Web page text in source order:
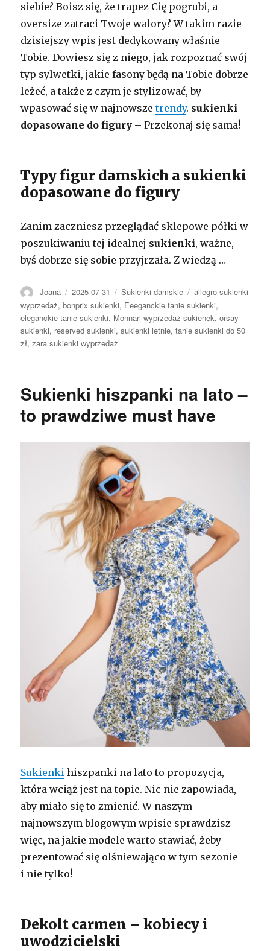
siebie? Boisz się, że trapez Cię pogrubi, a
oversize zatraci Twoje walory? W takim razie
dzisiejszy wpis jest dedykowany właśnie
Tobie. Dowiesz się z niego, jak rozpoznać swój
typ sylwetki, jakie fasony będą na Tobie dobrze
leżeć, a także z czym je stylizować, by
wpasować się w najnowszetrendy. sukienki
dopasowane do figury – Przekonaj się sama!
Typy figur damskich a sukienki
dopasowane do figury
Zanim zaczniesz przeglądać sklepowe półki w
poszukiwaniu tej idealnej sukienki, ważne,
byś dobrze się sobie przyjrzała. Z wiedzą …
Autor
Joana Opublikowano
2025-07-31 Kategorie
Sukienki damskie Tagi
allegro sukienki
wyprzedaż,bonprix sukienki, Eeeganckie tanie sukienki,
eleganckie tanie sukienki, Monnari wyprzedaż sukienek,orsay
sukienki, reserved sukienki,sukienki letnie,tanie sukienki do 50
zł,zara sukienki wyprzedaż
Sukienki hiszpanki na lato –
to prawdziwe must have
Sukienki hiszpanki na lato to propozycja,
która wciąż jest na topie. Nic nie zapowiada,
aby miało się to zmienić. W naszym
najnowszym blogowym wpisie sprawdzisz
więc, na jakie modele warto stawiać, żeby
prezentować się olśniewająco w tym sezonie –
i nie tylko!
Dekolt carmen – kobiecy i
uwodzicielski